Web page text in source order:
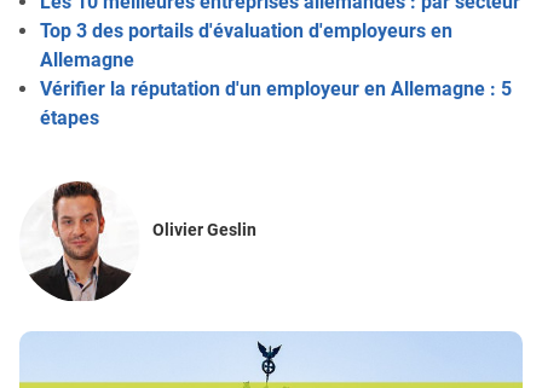
Top 3 des portails d'évaluation d'employeurs en
Allemagne
Vérifier la réputation d'un employeur en Allemagne : 5
étapes
Olivier Geslin